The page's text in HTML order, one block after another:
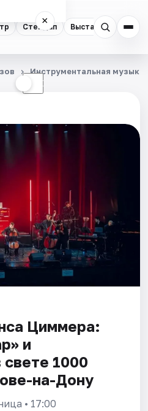
Стендап Выставки
×
☾
Инструментальная музыка
Циммера:
и
свете 1000
на-Дону
• 17:00